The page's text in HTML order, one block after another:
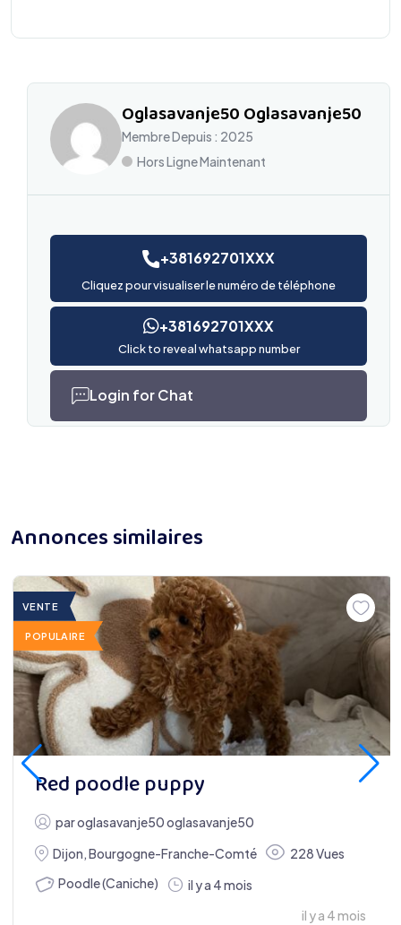
Oglasavanje50 Oglasavanje50
Membre Depuis : 2025
Hors Ligne Maintenant
+381692701XXX
Cliquez pour visualiser le numéro de téléphone
+381692701XXX
Click to reveal whatsapp number
Login for Chat
Annonces similaires
VENTE
POPULAIRE
Red poodle puppy
paroglasavanje50 oglasavanje50
Dijon,Bourgogne-Franche-Comté
228 Vues
Poodle (Caniche)
il y a 4 mois
il y a 4 mois